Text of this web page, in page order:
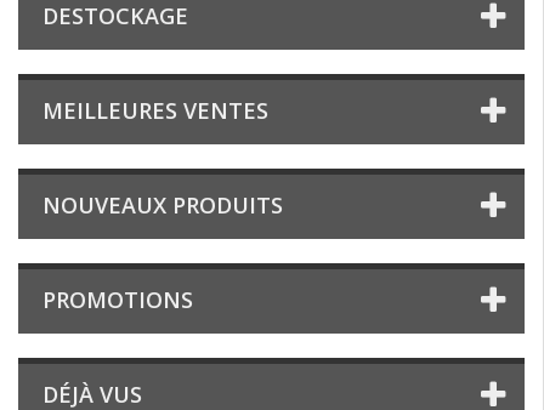
DESTOCKAGE
MEILLEURES VENTES
NOUVEAUX PRODUITS
PROMOTIONS
DÉJÀ VUS